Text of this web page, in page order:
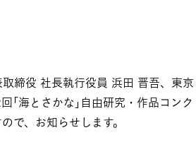
締役 社長執行役員 浜田 晋吾、東京
｢海とさかな｣自由研究・作品コンク
で、お知らせします。